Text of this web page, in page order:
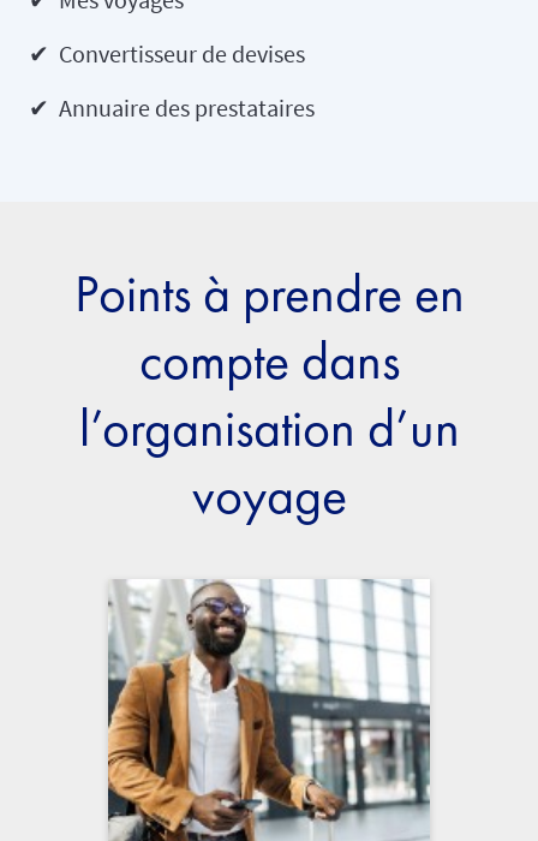
✔ Convertisseur de devises
✔ Annuaire des prestataires
Points à prendre en
compte dans
l’organisation d’un
voyage